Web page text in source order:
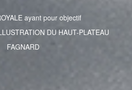
ayant pour objectif
DU HAUT-PLATEAU
FAGNARD